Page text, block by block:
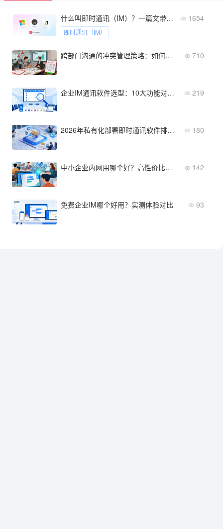
什么叫即时通讯（IM）？一篇文带你彻底搞懂即时通讯 1654
即时通讯（IM）
跨部门沟通的冲突管理策略：如何调和利益分歧与资源争夺 710
企业IM通讯软件选型：10大功能对比清单 219
2026年私有化部署即时通讯软件排行榜：功能、价格、信创适配 180
中小企业内网用哪个好？高性价比局域网即时通讯软件推荐 142
免费企业IM哪个好用？实测体验对比 93